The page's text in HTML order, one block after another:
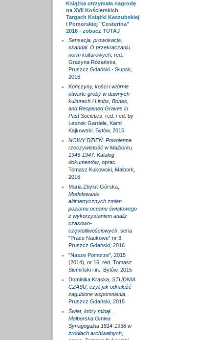
Książka otrzymała nagrodę
na XVII Kościerskich
Targach Książki Kaszubskiej
i Pomorskiej "Costerina"
2016 - zobacz TUTAJ
Sensacja, prowokacja,
skandal. O przekraczaniu
norm kulturowych, red.
Grażyna Różańska,
Pruszcz Gdański - Słupsk,
2016
Kończyny, kości i wtórnie
otwarte groby w dawnych
kulturach / Limbs, Bones,
and Reopened Graves in
Past Societies, red. / ed. by
Leszek Gardeła, Kamil
Kajkowski, Bytów, 2015
NOWY DZIEŃ. Powojenna
rzeczywistość w Malborku
1945-1947. Katalog
dokumentów, oprac.
Tomasz Kukowski, Malbork,
2016
Maria Zbylut-Górska,
Modelowanie
altimetrycznych zmian
poziomu oceanu światowego
z wykorzystaniem analiz
czasowo-
częstotliwościowych, seria
"Prace Naukowe" nr 3,
Pruszcz Gdański, 2016
"Nasze Pomorze", 2015
(2014), nr 16, red. Tomasz
Siemiński i in., Bytów, 2015
Dominika Kraska, STUDNIA
CZASU, czyli jak odnaleźć
zagubione wspomnienia,
Pruszcz Gdański, 2015
Świat, który minął...
Malborska Gmina
Synagogalna 1814-1938 w
źródłach archiwalnych,